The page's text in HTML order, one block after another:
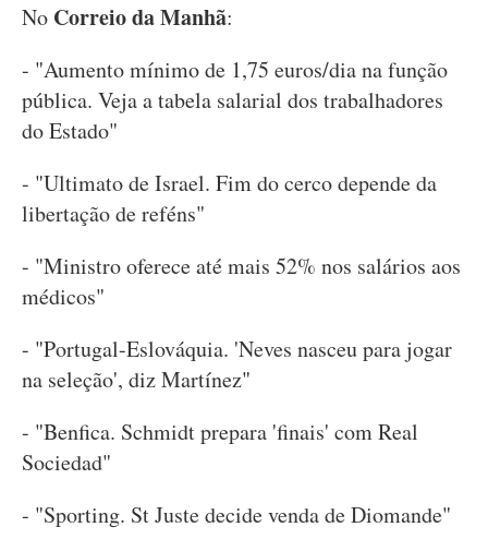
No Correio da Manhã:
- "Aumento mínimo de 1,75 euros/dia na função
pública. Veja a tabela salarial dos trabalhadores
do Estado"
- "Ultimato de Israel. Fim do cerco depende da
libertação de reféns"
- "Ministro oferece até mais 52% nos salários aos
médicos"
- "Portugal-Eslováquia. 'Neves nasceu para jogar
na seleção', diz Martínez"
- "Benfica. Schmidt prepara 'finais' com Real
Sociedad"
- "Sporting. St Juste decide venda de Diomande"